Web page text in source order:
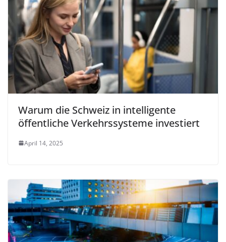
Warum die Schweiz in intelligente
öffentliche Verkehrssysteme investiert
April 14, 2025